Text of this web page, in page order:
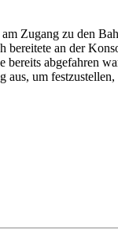
Zugang zu den
an der
abgefahren
aus, um